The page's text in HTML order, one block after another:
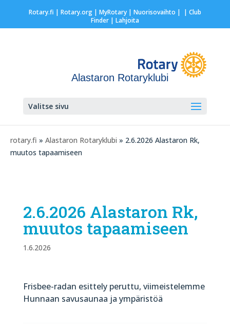
Rotary.fi | Rotary.org| MyRotary | Nuorisovaihto | | Club
Finder| Lahjoita
Alastaron Rotaryklubi
Valitse sivu
rotary.fi » Alastaron Rotaryklubi » 2.6.2026 Alastaron Rk,
muutos tapaamiseen
2.6.2026 Alastaron Rk,
muutos tapaamiseen
1.6.2026
Frisbee-radan esittely peruttu, viimeistelemme
Hunnaan savusaunaa ja ympäristöä